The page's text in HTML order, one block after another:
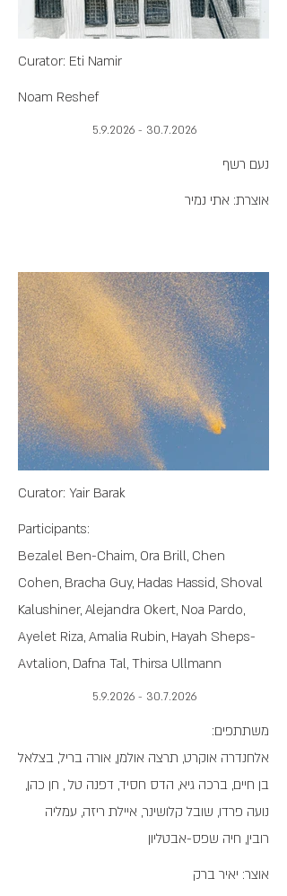
Curator: Eti Namir
Noam Reshef
30.7.2026 - 5.9.2026
נעם רשף
אוצרת: אתי נמיר
היש ישנו
והאין איננו
Curator: Yair Barak
Participants:
Bezalel Ben-Chaim, Ora Brill, Chen
Cohen, Bracha Guy, Hadas Hassid, Shoval
Kalushiner, Alejandra Okert, Noa Pardo,
Ayelet Riza, Amalia Rubin, Hayah Sheps-
Avtalion, Dafna Tal, Thirsa Ullmann
30.7.2026 - 5.9.2026
משתתפים:
אלחנדרה אוקרט, תרצה אולמן, אורה בריל, בצלאל
בן חיים, ברכה גיא, הדס חסיד, דפנה טל , חן כהן,
נועה פרדו, שובל קלושינר, איילת ריזה, עמליה
רובין, חיה שפס-אבטליון
אוצר: יאיר ברק